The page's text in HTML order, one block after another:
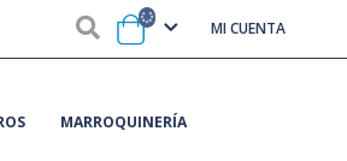
MI CUENTA
MARROQUINERÍA